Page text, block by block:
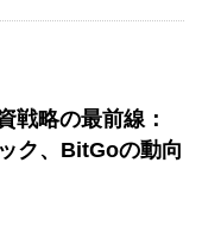
戦略の最前線：
ク、BitGoの動向